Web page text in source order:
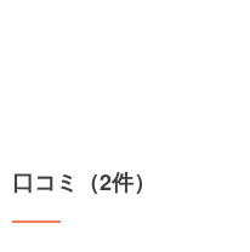
口コミ（2件）